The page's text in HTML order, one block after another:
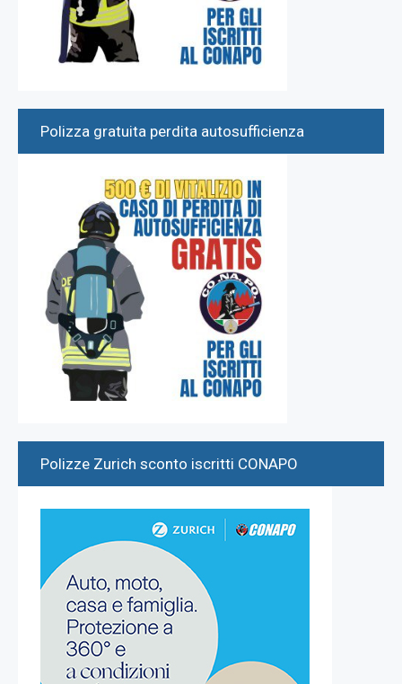
Polizza gratuita perdita autosufficienza
Polizze Zurich sconto iscritti CONAPO